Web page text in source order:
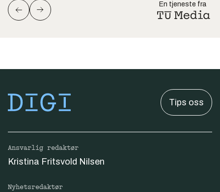
En tjeneste fra
Tips oss
Ansvarlig redaktør
Kristina Fritsvold Nilsen
Nyhetsredaktør